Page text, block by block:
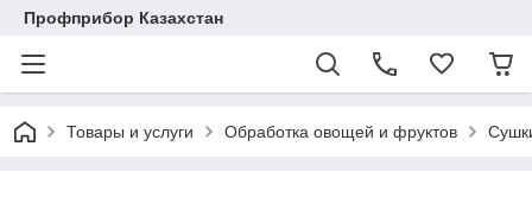
Профприбор Казахстан
Товары и услуги Обработка овощей и фруктов